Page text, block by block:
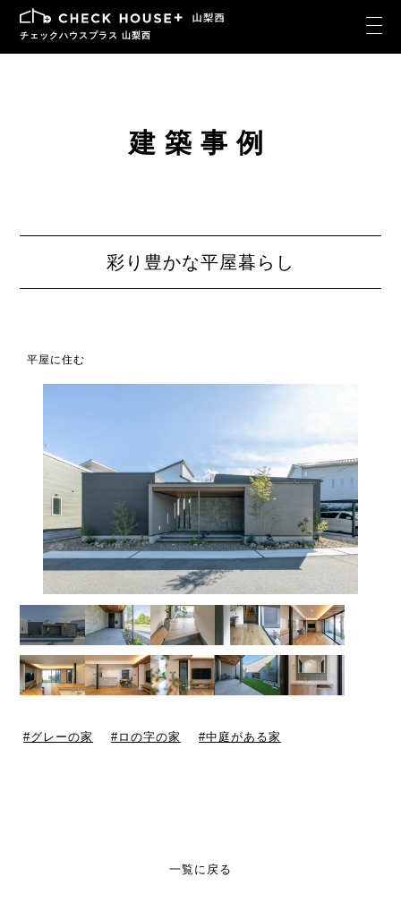
チェックハウスプラス 山梨西
建築事例
彩り豊かな平屋暮らし
平屋に住む
グレーの家 ロの字の家 中庭がある家
一覧に戻る